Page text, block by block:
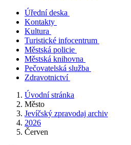
Úřední deska
Kontakty
Kultura
Turistické infocentrum
Městská policie
Městská knihovna
Pečovatelská služba
Zdravotnictví
Úvodní stránka
Město
Jevíčský zpravodaj archiv
2026
Červen